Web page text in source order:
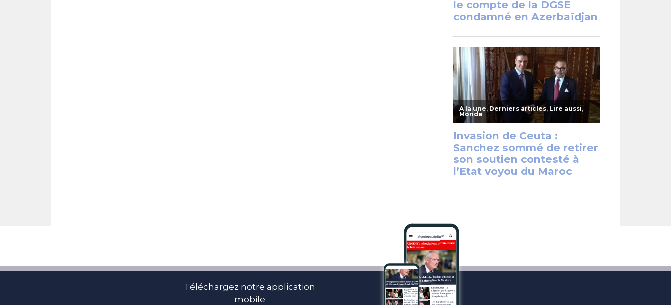
Téléchargez notre application
mobile